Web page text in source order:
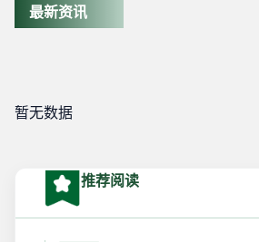
最新资讯
暂无数据
推荐阅读